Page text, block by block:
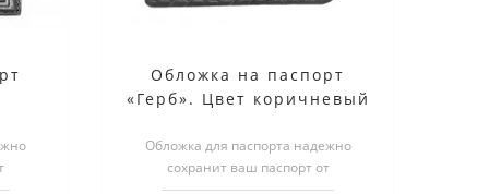
Обложка на паспорт
«Герб». Цвет коричневый
Обложка для паспорта надежно
сохранит ваш паспорт от
повреждений. Более того, обложка